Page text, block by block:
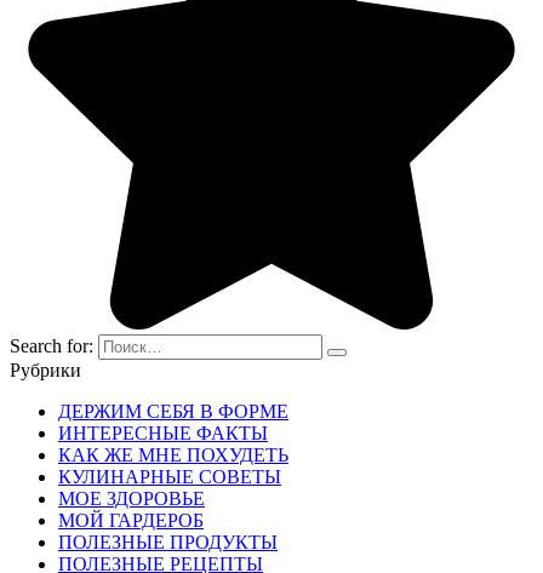
Search for:
Рубрики
ДЕРЖИМ СЕБЯ В ФОРМЕ
ИНТЕРЕСНЫЕ ФАКТЫ
КАК ЖЕ МНЕ ПОХУДЕТЬ
КУЛИНАРНЫЕ СОВЕТЫ
МОЕ ЗДОРОВЬЕ
МОЙ ГАРДЕРОБ
ПОЛЕЗНЫЕ ПРОДУКТЫ
ПОЛЕЗНЫЕ РЕЦЕПТЫ